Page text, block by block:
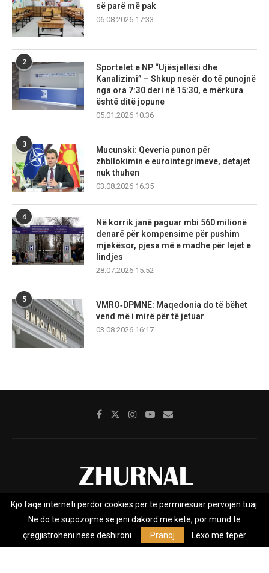
së parë më pak
06.08.2026 17:33
2
Sportelet e NP “Ujësjellësi dhe
Kanalizimi” – Shkup nesër do të punojnë
nga ora 7:30 deri në 15:30, e mërkura
është ditë jopune
05.01.2026 10:36
3
Mucunski: Qeveria punon për
zhbllokimin e eurointegrimeve, detajet
nuk thuhen
03.08.2026 16:35
4
Në korrik janë paguar mbi 560 milionë
denarë për kompensime për pushim
mjekësor, pjesa më e madhe për lejet e
lindjes
28.07.2026 15:52
5
VMRO‑DPMNE: Maqedonia do të bëhet
vend më i mirë për të jetuar
03.08.2026 16:17
Rreth nesh Impresumi Marketing
Kontakt
Privacy Policy
Zhurnal.mk është Agjenci e Lajmeve e pavarur, e themeluar në vitin
Kjo faqe interneti përdor cookies për të përmirësuar përvojën tuaj.
Ne do të supozojmë se jeni dakord me këtë, por mund të
çregjistroheni nëse dëshironi.
Pranoj Lexo më tepër